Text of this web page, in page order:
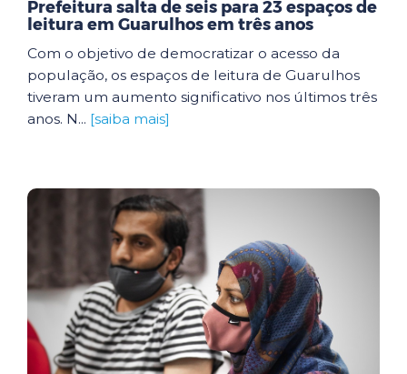
Prefeitura salta de seis para 23 espaços de
leitura em Guarulhos em três anos
Com o objetivo de democratizar o acesso da
população, os espaços de leitura de Guarulhos
tiveram um aumento significativo nos últimos três
anos. N... [saiba mais]